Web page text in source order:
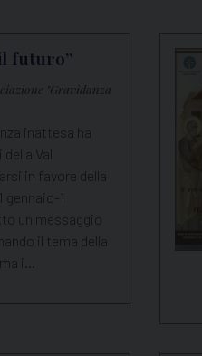
futuro”
"Gravidanza
inattesa ha
Val
in favore della
1
un messaggio
il tema della
i…